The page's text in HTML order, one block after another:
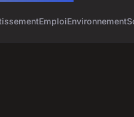
EmploiEnvironnement